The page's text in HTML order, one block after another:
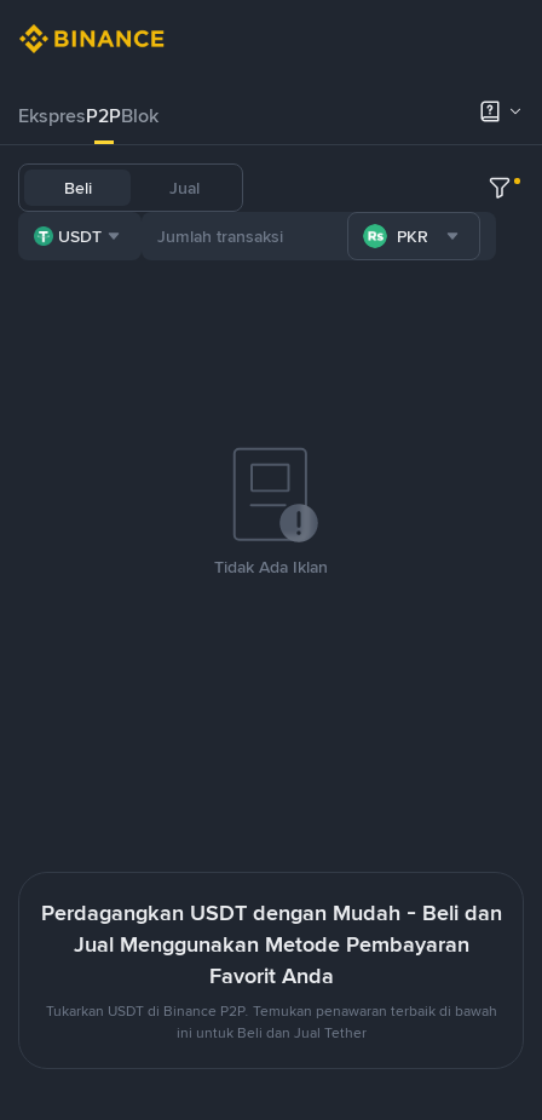
EkspresP2PBlok
Beli Jual
USDT PKR
Tidak Ada Iklan
Perdagangkan USDT dengan Mudah - Beli dan
Jual Menggunakan Metode Pembayaran
Favorit Anda
Tukarkan USDT di Binance P2P. Temukan penawaran terbaik di bawah
ini untuk Beli dan Jual Tether